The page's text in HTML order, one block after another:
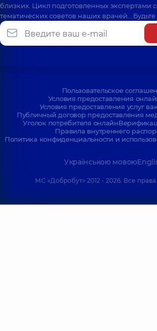
близких. Цикл подготовленных экспертами
тематических советов наших врачей…
Пользовательское
Условия предоставления
Условия предоставления услуг
Публичный договор предоставления
Уголок потребителя онлайн
Правила внутреннего
Политика конфиденциальности и
Українською мовою
МС «Добробут» 2012 - 2026. Все